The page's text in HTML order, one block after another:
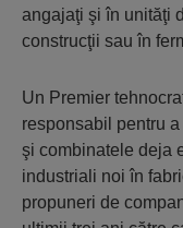
angajaţi şi în unităţi
construcţii sau în
Un Premier
responsabil pentru
şi combinatele deja
industriali noi în
propuneri de